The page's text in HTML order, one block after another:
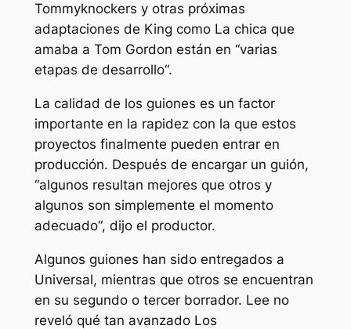
Tommyknockers y otras próximas
adaptaciones de King como La chica que
amaba a Tom Gordon están en “varias
etapas de desarrollo“.
La calidad de los guiones es un factor
importante en la rapidez con la que estos
proyectos finalmente pueden entrar en
producción. Después de encargar un guión,
“algunos resultan mejores que otros y
algunos son simplemente el momento
adecuado“, dijo el productor.
Algunos guiones han sido entregados a
Universal, mientras que otros se encuentran
en su segundo o tercer borrador. Lee no
reveló qué tan avanzado Los